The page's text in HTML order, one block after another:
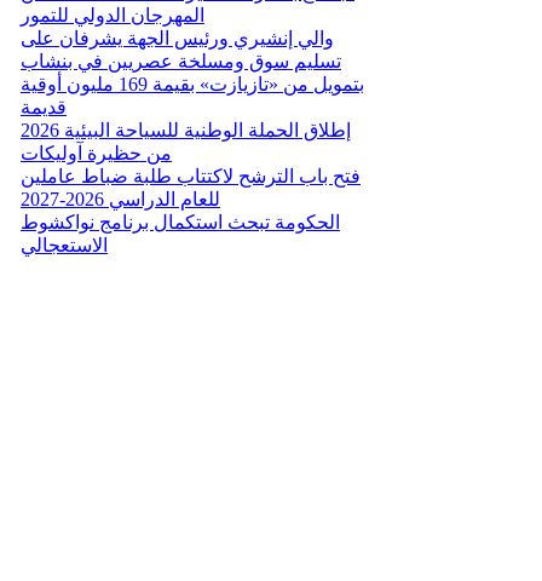
المهرجان الدولي للتمور
والي إنشيري ورئيس الجهة يشرفان على
تسليم سوق ومسلخة عصريين في بنشاب
بتمويل من «تازيازت» بقيمة 169 مليون أوقية
قديمة
إطلاق الحملة الوطنية للسياحة البيئية 2026
من حظيرة آوليكات
فتح باب الترشح لاكتتاب طلبة ضباط عاملين
للعام الدراسي 2026-2027
الحكومة تبحث استكمال برنامج نواكشوط
الاستعجالي